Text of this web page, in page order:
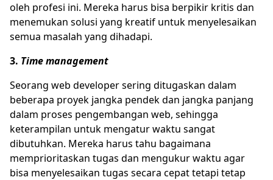
oleh profesi ini. Mereka harus bisa berpikir kritis dan
menemukan solusi yang kreatif untuk menyelesaikan
semua masalah yang dihadapi.
3. Time management
Seorang web developer sering ditugaskan dalam
beberapa proyek jangka pendek dan jangka panjang
dalam proses pengembangan web, sehingga
keterampilan untuk mengatur waktu sangat
dibutuhkan. Mereka harus tahu bagaimana
memprioritaskan tugas dan mengukur waktu agar
bisa menyelesaikan tugas secara cepat tetapi tetap